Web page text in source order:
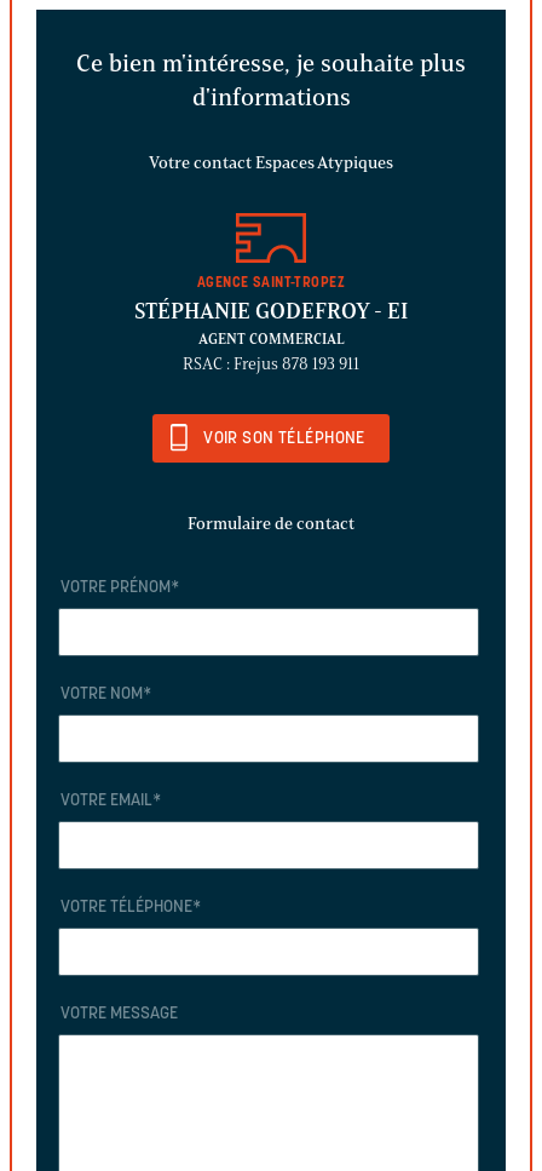
Ce bien m'intéresse, je souhaite plus
d'informations
Votre contact Espaces Atypiques
AGENCE SAINT-TROPEZ
STÉPHANIE GODEFROY- EI
AGENT COMMERCIAL
RSAC : Frejus 878 193 911
VOIR SON TÉLÉPHONE
Formulaire de contact
VOTRE PRÉNOM*
VOTRE NOM*
VOTRE EMAIL*
VOTRE TÉLÉPHONE*
VOTRE MESSAGE